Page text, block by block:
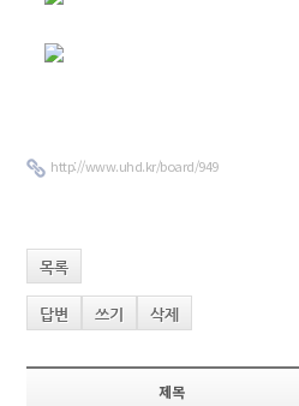
http://www.uhd.kr/board/949
목록
답변 쓰기 삭제
제목